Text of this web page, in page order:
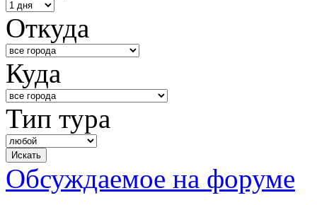
Откуда
Куда
Тип тура
Обсуждаемое на форуме